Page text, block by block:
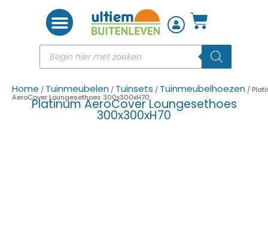
Home / Tuinmeubelen / Tuinsets / Tuinmeubelhoezen /
AeroCover Loungesethoes 300x300xH70
Platinum AeroCover Loungesethoes
300x300xH70